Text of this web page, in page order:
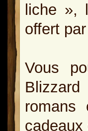
liche »,
offert
Vous
romans
cadeaux